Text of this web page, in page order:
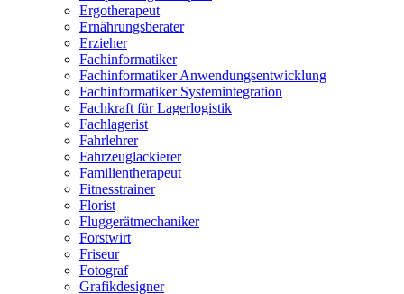
Ergotherapeut
Ernährungsberater
Erzieher
Fachinformatiker
Fachinformatiker Anwendungsentwicklung
Fachinformatiker Systemintegration
Fachkraft für Lagerlogistik
Fachlagerist
Fahrlehrer
Fahrzeuglackierer
Familientherapeut
Fitnesstrainer
Florist
Fluggerätmechaniker
Forstwirt
Friseur
Fotograf
Grafikdesigner